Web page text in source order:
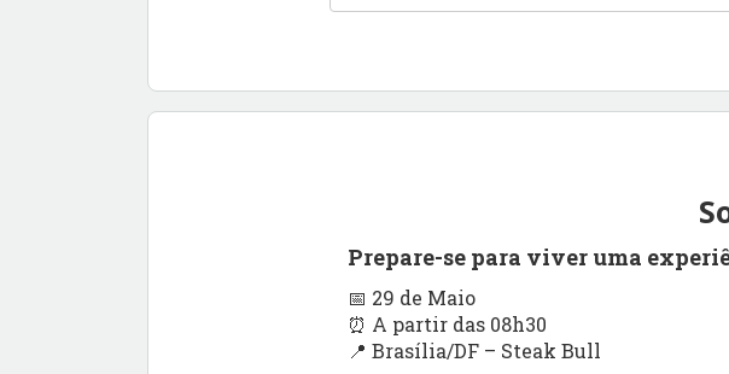
Prepare-se para viver uma
📅 29 de Maio
⏰ A partir das 08h30
📍 Brasília/DF – Steak Bull